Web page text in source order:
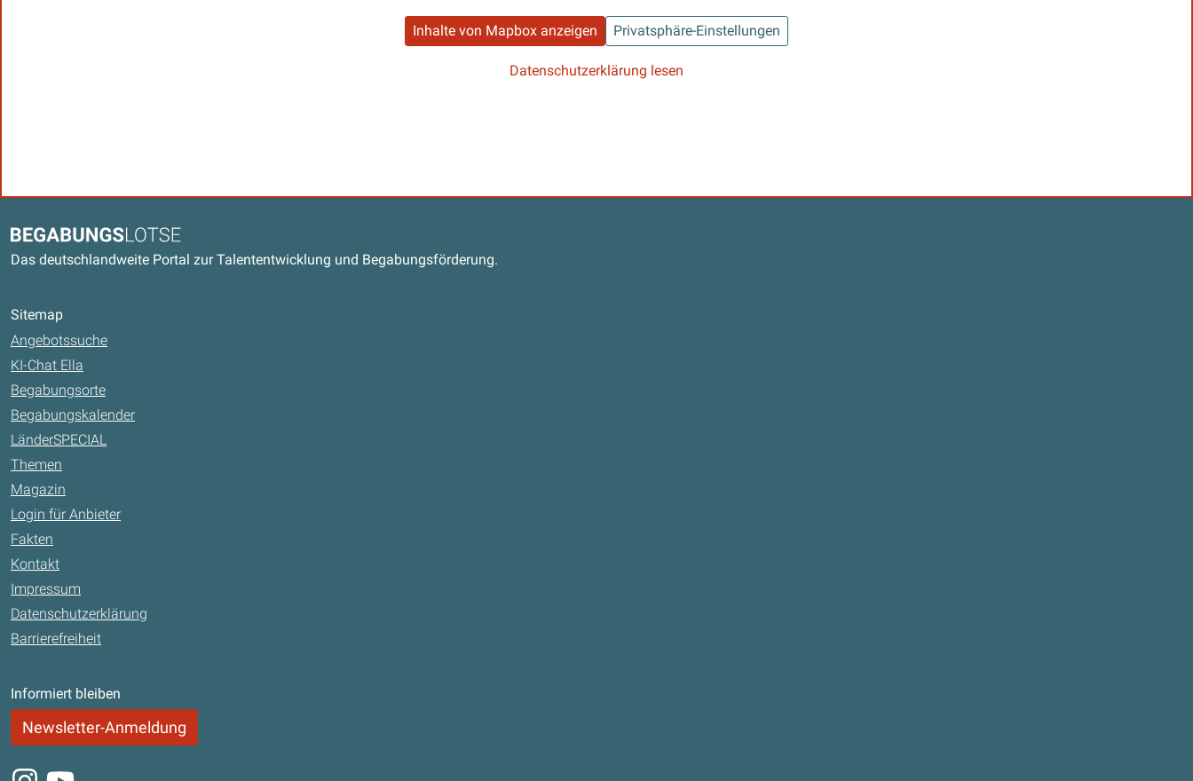
Inhalte von Mapbox anzeigen Privatsphäre-Einstellungen
Datenschutzerklärung lesen
Kontaktdaten und weitere Links
Begabungslotse
Das deutschlandweite Portal zur Talententwicklung und Begabungsförderung.
Sitemap
Angebotssuche
KI-Chat Ella
Begabungsorte
Begabungskalender
LänderSPECIAL
Themen
Magazin
Login für Anbieter
Fakten
Kontakt
Impressum
Datenschutzerklärung
Barrierefreiheit
Informiert bleiben
Newsletter-Anmeldung
Instagram
Youtube